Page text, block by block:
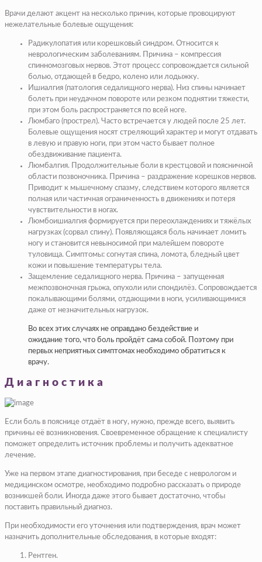
Врачи делают акцент на несколько причин, которые провоцируют
нежелательные болевые ощущения:
Радикулопатия или корешковый синдром. Относится к
неврологическим заболеваниям. Причина – компрессия
спинномозговых нервов. Этот процесс сопровождается сильной
болью, отдающей в бедро, колено или лодыжку.
Ишиалгия (патология седалищного нерва). Низ спины начинает
болеть при неудачном повороте или резком поднятии тяжести,
при этом боль распространяется по всей ноге.
Люмбаго (прострел). Часто встречается у людей после 25 лет.
Болевые ощущения носят стреляющий характер и могут отдавать
в левую и правую ноги, при этом часто бывает полное
обездвиживание пациента.
Люмбалгия. Продолжительные боли в крестцовой и поясничной
области позвоночника. Причина – раздражение корешков нервов.
Приводит к мышечному спазму, следствием которого является
полная или частичная ограниченность в движениях и потеря
чувствительности в ногах.
Люмбоишиалгия формируется при переохлаждениях и тяжёлых
нагрузках (сорвал спину). Появляющаяся боль начинает ломить
ногу и становится невыносимой при малейшем повороте
туловища. Симптомы: согнутая спина, ломота, бледный цвет
кожи и повышение температуры тела.
Защемление седалищного нерва. Причина – запущенная
межпозвоночная грыжа, опухоли или спондилёз. Сопровождается
покалывающими болями, отдающими в ноги, усиливающимися
даже от незначительных нагрузок.
Во всех этих случаях не оправдано бездействие и
ожидание того, что боль пройдёт сама собой. Поэтому при
первых неприятных симптомах необходимо обратиться к
врачу.
Диагностика
Если боль в пояснице отдаёт в ногу, нужно, прежде всего, выявить
причины её возникновения. Своевременное обращение к специалисту
поможет определить источник проблемы и получить адекватное
лечение.
Уже на первом этапе диагностирования, при беседе с неврологом и
медицинском осмотре, необходимо подробно рассказать о природе
возникшей боли. Иногда даже этого бывает достаточно, чтобы
поставить правильный диагноз.
При необходимости его уточнения или подтверждения, врач может
назначить дополнительные обследования, в которые входят:
Рентген.